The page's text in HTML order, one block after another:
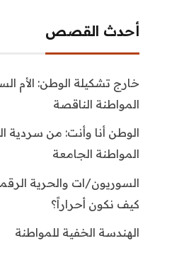
أحدث القصص
خارج تشكيلة الوطن: الأم
المواطنة الناقصة
الوطن أنا وأنت: من سردية
المواطنة الجامعة
السوريون/ات والحرية
كيف نكون أحراراً؟
الهندسة الخفية للمواطنة